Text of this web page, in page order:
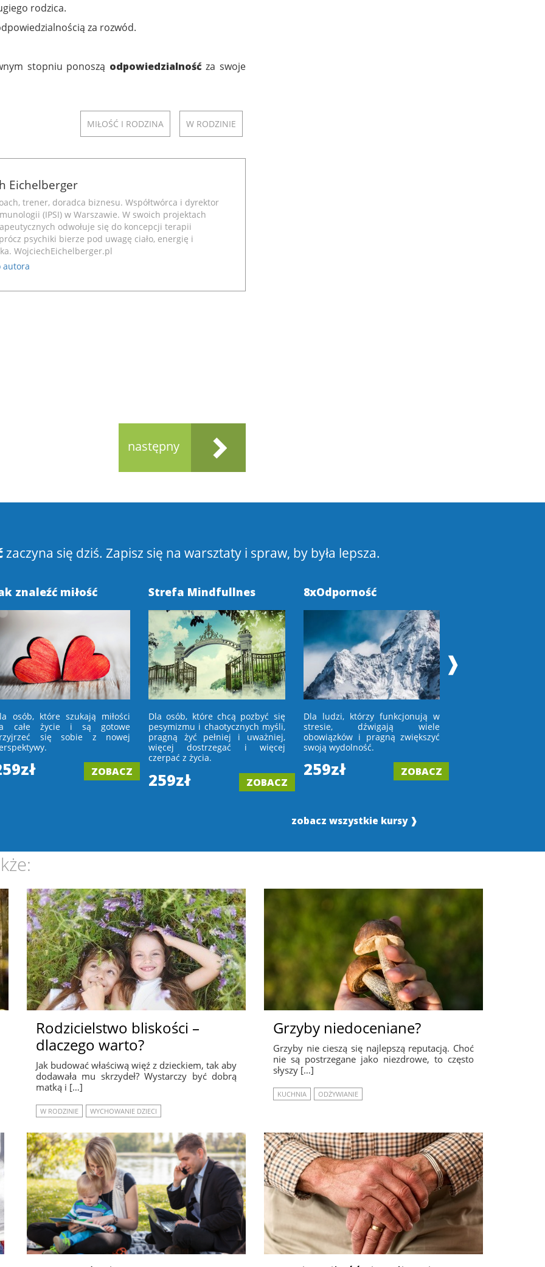
rodzica.
za rozwód.
stopniu ponoszą odpowiedzialnośćza swoje
MIŁOŚĆ I RODZINA W RODZINIE
Eichelberger
trener, doradca biznesu. Współtwórca i dyrektor
(IPSI) w Warszawie. W swoich projektach
odwołuje się do koncepcji terapii
psychiki bierze pod uwagę ciało, energię i
WojciechEichelberger.pl
autora
następny
zaczyna się dziś. Zapisz się na warsztaty i spraw, by była lepsza.
znaleźć miłość
osób, które szukają miłości
całe życie i są gotowe
się sobie z nowej
ZOBACZ
Strefa Mindfullnes
Dla osób, które chcą pozbyć się
pesymizmu i chaotycznych myśli,
pragną żyć pełniej i uważniej,
więcej dostrzegać i więcej
czerpać z życia.
259zł ZOBACZ
8xOdporność
Dla ludzi, którzy funkcjonują w
stresie, dźwigają wiele
obowiązków i pragną zwiększyć
swoją wydolność.
259zł ZOBACZ
❱
zobacz wszystkie kursy ❱
Rodzicielstwo bliskości –
dlaczego warto?
Jak budować właściwą więź z dzieckiem, tak aby
dodawała mu skrzydeł? Wystarczy być dobrą
matką i […]
W RODZINIE WYCHOWANIE DZIECI
Grzyby niedoceniane?
Grzyby nie cieszą się najlepszą reputacją. Choć
nie są postrzegane jako niezdrowe, to często
słyszy […]
KUCHNIA ODŻYWIANIE